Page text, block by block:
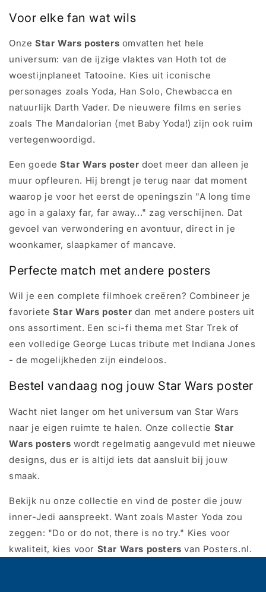
Voor elke fan wat wils
Onze Star Wars posters omvatten het hele
universum: van de ijzige vlaktes van Hoth tot de
woestijnplaneet Tatooine. Kies uit iconische
personages zoals Yoda, Han Solo, Chewbacca en
natuurlijk Darth Vader. De nieuwere films en series
zoals The Mandalorian (met Baby Yoda!) zijn ook ruim
vertegenwoordigd.
Een goede Star Wars poster doet meer dan alleen je
muur opfleuren. Hij brengt je terug naar dat moment
waarop je voor het eerst de openingszin "A long time
ago in a galaxy far, far away..." zag verschijnen. Dat
gevoel van verwondering en avontuur, direct in je
woonkamer, slaapkamer of mancave.
Perfecte match met andere posters
Wil je een complete filmhoek creëren? Combineer je
favoriete Star Wars poster dan met andere posters uit
ons assortiment. Een sci-fi thema met Star Trek of
een volledige George Lucas tribute met Indiana Jones
- de mogelijkheden zijn eindeloos.
Bestel vandaag nog jouw Star Wars poster
Wacht niet langer om het universum van Star Wars
naar je eigen ruimte te halen. Onze collectie Star
Wars posters wordt regelmatig aangevuld met nieuwe
designs, dus er is altijd iets dat aansluit bij jouw
smaak.
Bekijk nu onze collectie en vind de poster die jouw
inner-Jedi aanspreekt. Want zoals Master Yoda zou
zeggen: "Do or do not, there is no try." Kies voor
kwaliteit, kies voor Star Wars posters van Posters.nl.